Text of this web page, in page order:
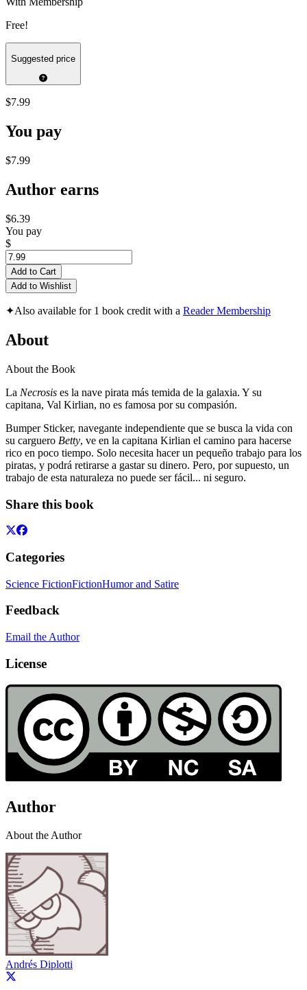
Free!
Suggested price
$7.99
You pay
$7.99
Author earns
$6.39
You pay
$
Add to Cart
Add to Wishlist
✦Also available for 1 book credit with a Reader Membership
About
About the Book
La Necrosis es la nave pirata más temida de la galaxia. Y su
capitana, Val Kirlian, no es famosa por su compasión.
Bumper Sticker, navegante independiente que se busca la vida con
su carguero Betty, ve en la capitana Kirlian el camino para hacerse
rico en poco tiempo. Solo necesita hacer un pequeño trabajo para los
piratas, y podrá retirarse a gastar su dinero. Pero, por supuesto, un
trabajo de esta naturaleza no puede ser fácil... ni seguro.
Share this book
Categories
Science FictionFictionHumor and Satire
Feedback
Email the Author
License
Author
About the Author
Andrés Diplotti